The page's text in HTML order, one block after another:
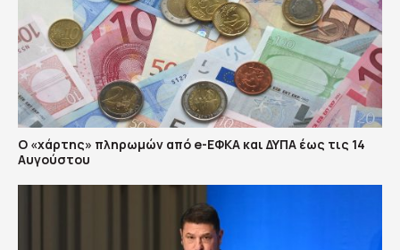
Ο «χάρτης» πληρωμών από e-ΕΦΚΑ και ΔΥΠΑ έως τις 14
Αυγούστου